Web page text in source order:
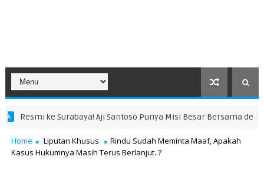
Aji Santoso Punya Misi Besar Bersama de Red FC KABAR
Home Liputan Khusus
Rindu Sudah Meminta Maaf, Apakah
Kasus Hukumnya Masih Terus Berlanjut..?